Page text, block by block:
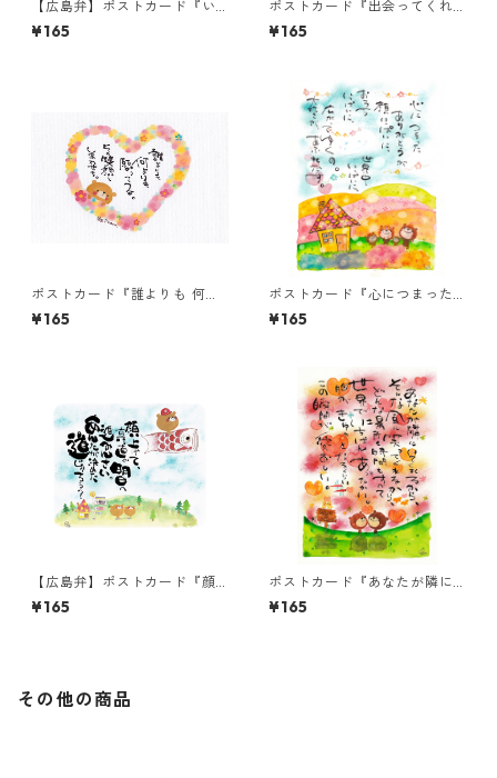
【広島弁】ポストカード『い
つもは恥ずかしゅーて』
¥165
ポストカード『出会ってくれ
て ありがとう。』
¥165
ポストカード『誰よりも 何よ
りも・・・』
¥165
ポストカード『心につまった
ありがとうが・・・』
¥165
【広島弁】ポストカード『顔
上げて、真っ直ぐ明日へ進み
んさい。・・・』
¥165
ポストカード『あなたが隣に
いてくれるから、・・・』
¥165
その他の商品